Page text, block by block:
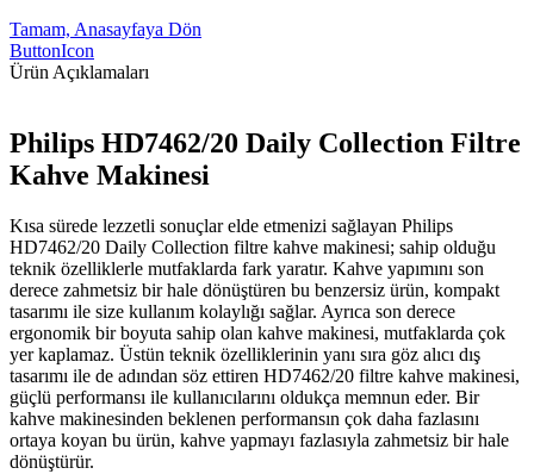
Tamam, Anasayfaya Dön
ButtonIcon
Ürün Açıklamaları
Philips HD7462/20 Daily Collection Filtre
Kahve Makinesi
Kısa sürede lezzetli sonuçlar elde etmenizi sağlayan Philips
HD7462/20 Daily Collection filtre kahve makinesi; sahip olduğu
teknik özelliklerle mutfaklarda fark yaratır. Kahve yapımını son
derece zahmetsiz bir hale dönüştüren bu benzersiz ürün, kompakt
tasarımı ile size kullanım kolaylığı sağlar. Ayrıca son derece
ergonomik bir boyuta sahip olan kahve makinesi, mutfaklarda çok
yer kaplamaz. Üstün teknik özelliklerinin yanı sıra göz alıcı dış
tasarımı ile de adından söz ettiren HD7462/20 filtre kahve makinesi,
güçlü performansı ile kullanıcılarını oldukça memnun eder. Bir
kahve makinesinden beklenen performansın çok daha fazlasını
ortaya koyan bu ürün, kahve yapmayı fazlasıyla zahmetsiz bir hale
dönüştürür.